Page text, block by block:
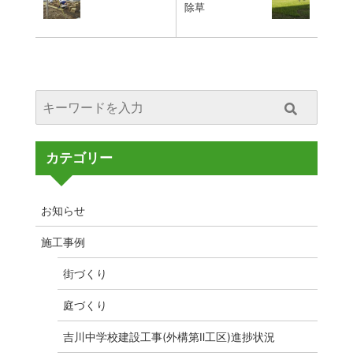
除草
カテゴリー
お知らせ
施工事例
街づくり
庭づくり
吉川中学校建設工事(外構第Ⅱ工区)進捗状況